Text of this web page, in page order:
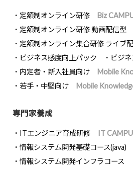
定額制オンライン研修
Biz
定額制オンライン研修 動画配信型
定額制オンライン集合研修 ライブ
ビジネス感度向上パック
ビジ
内定者・新入社員向け
Mobile
若手・中堅向け
Mobile
専門家養成
ITエンジニア育成研修 IT
情報システム開発基礎コース(java)
情報システム開発インフラコース